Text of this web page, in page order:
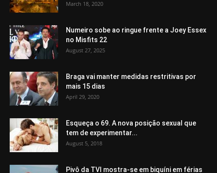
March 18, 2020
Numeiro sobe ao ringue frente a Joey Essex
no Misfits 22
August 27, 2025
Braga vai manter medidas restritivas por
mais 15 dias
April 29, 2020
Esqueça o 69. A nova posição sexual que
tem de experimentar...
August 5, 2018
Pivô da TVI mostra-se em biquíni em férias